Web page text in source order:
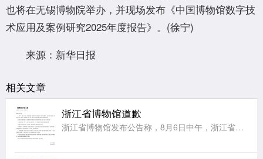
也将在无锡博物院举办，并现场发布《中国博物馆数字技
术应用及案例研究2025年度报告》。(徐宁)
来源：新华日报
相关文章
浙江省博物馆道歉
浙江省博物馆发布公告称，8月6日中午，浙江省博物馆之江馆区“再现圆明园”特展在预约核销过程中，因瞬时客流集中、现场核验衔接不畅，导致部分观众入场受阻、观展体验不佳，对此向受到影响的各位观众致以最诚挚的